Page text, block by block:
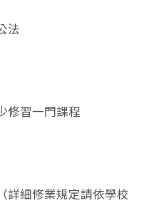
法
修習一門課程
詳細修業規定請依學校